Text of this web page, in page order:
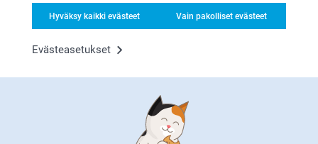
Hyväksy kaikki evästeet Vain pakolliset evästeet
Evästeasetukset